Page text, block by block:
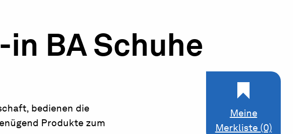
Meine
Merkliste (0)
BA Schuhe
bedienen die
Produkte zum